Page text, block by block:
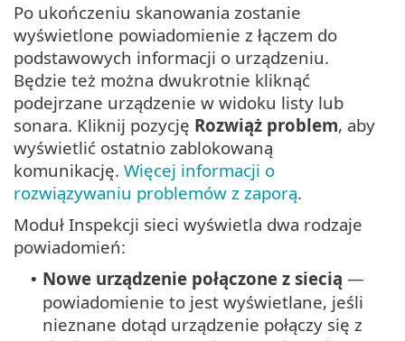
Po ukończeniu skanowania zostanie
wyświetlone powiadomienie z łączem do
podstawowych informacji o urządzeniu.
Będzie też można dwukrotnie kliknąć
podejrzane urządzenie w widoku listy lub
sonara. Kliknij pozycję Rozwiąż problem, aby
wyświetlić ostatnio zablokowaną
komunikację. Więcej informacji o
rozwiązywaniu problemów z zaporą.
Moduł Inspekcji sieci wyświetla dwa rodzaje
powiadomień:
• Nowe urządzenie połączone z siecią —
powiadomienie to jest wyświetlane, jeśli
nieznane dotąd urządzenie połączy się z